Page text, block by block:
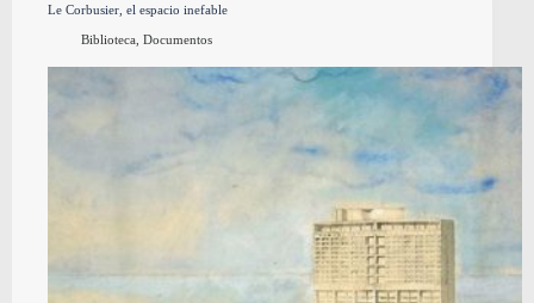
Le Corbusier, el espacio inefable
Biblioteca, Documentos